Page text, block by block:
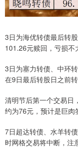
3日为海优转债最后转
101.26元赎回，亏损不
3日为塞力转债、中环
在9日最后转股日之前转
清明节后第一个交易日
约为76元，预计是巨肉
7日超达转债、水羊转
时网格交易将中断，注